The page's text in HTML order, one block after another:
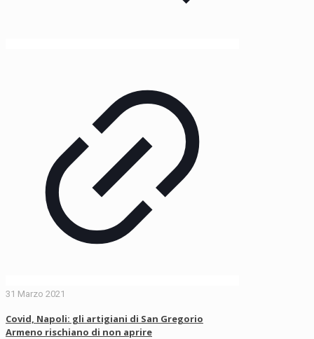
31 Marzo 2021
Covid, Napoli: gli artigiani di San Gregorio
Armeno rischiano di non aprire